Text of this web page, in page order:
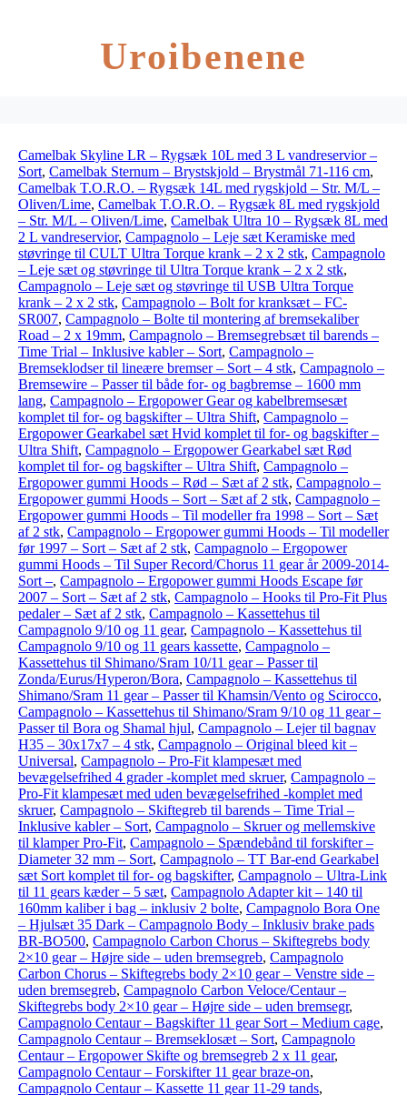
Uroibenene
Camelbak Skyline LR – Rygsæk 10L med 3 L vandreservior –
Sort, Camelbak Sternum – Brystskjold – Brystmål 71-116 cm,
Camelbak T.O.R.O. – Rygsæk 14L med rygskjold – Str. M/L –
Oliven/Lime, Camelbak T.O.R.O. – Rygsæk 8L med rygskjold
– Str. M/L – Oliven/Lime, Camelbak Ultra 10 – Rygsæk 8L med
2 L vandreservior, Campagnolo – Leje sæt Keramiske med
støvringe til CULT Ultra Torque krank – 2 x 2 stk, Campagnolo
– Leje sæt og støvringe til Ultra Torque krank – 2 x 2 stk,
Campagnolo – Leje sæt og støvringe til USB Ultra Torque
krank – 2 x 2 stk, Campagnolo – Bolt for kranksæt – FC-
SR007, Campagnolo – Bolte til montering af bremsekaliber
Road – 2 x 19mm, Campagnolo – Bremsegrebsæt til barends –
Time Trial – Inklusive kabler – Sort, Campagnolo –
Bremseklodser til lineære bremser – Sort – 4 stk, Campagnolo –
Bremsewire – Passer til både for- og bagbremse – 1600 mm
lang, Campagnolo – Ergopower Gear og kabelbremsesæt
komplet til for- og bagskifter – Ultra Shift, Campagnolo –
Ergopower Gearkabel sæt Hvid komplet til for- og bagskifter –
Ultra Shift, Campagnolo – Ergopower Gearkabel sæt Rød
komplet til for- og bagskifter – Ultra Shift, Campagnolo –
Ergopower gummi Hoods – Rød – Sæt af 2 stk, Campagnolo –
Ergopower gummi Hoods – Sort – Sæt af 2 stk, Campagnolo –
Ergopower gummi Hoods – Til modeller fra 1998 – Sort – Sæt
af 2 stk, Campagnolo – Ergopower gummi Hoods – Til modeller
før 1997 – Sort – Sæt af 2 stk, Campagnolo – Ergopower
gummi Hoods – Til Super Record/Chorus 11 gear år 2009-2014-
Sort –, Campagnolo – Ergopower gummi Hoods Escape før
2007 – Sort – Sæt af 2 stk, Campagnolo – Hooks til Pro-Fit Plus
pedaler – Sæt af 2 stk, Campagnolo – Kassettehus til
Campagnolo 9/10 og 11 gear, Campagnolo – Kassettehus til
Campagnolo 9/10 og 11 gears kassette, Campagnolo –
Kassettehus til Shimano/Sram 10/11 gear – Passer til
Zonda/Eurus/Hyperon/Bora, Campagnolo – Kassettehus til
Shimano/Sram 11 gear – Passer til Khamsin/Vento og Scirocco,
Campagnolo – Kassettehus til Shimano/Sram 9/10 og 11 gear –
Passer til Bora og Shamal hjul, Campagnolo – Lejer til bagnav
H35 – 30x17x7 – 4 stk, Campagnolo – Original bleed kit –
Universal, Campagnolo – Pro-Fit klampesæt med
bevægelsefrihed 4 grader -komplet med skruer, Campagnolo –
Pro-Fit klampesæt med uden bevægelsefrihed -komplet med
skruer, Campagnolo – Skiftegreb til barends – Time Trial –
Inklusive kabler – Sort, Campagnolo – Skruer og mellemskive
til klamper Pro-Fit, Campagnolo – Spændebånd til forskifter –
Diameter 32 mm – Sort, Campagnolo – TT Bar-end Gearkabel
sæt Sort komplet til for- og bagskifter, Campagnolo – Ultra-Link
til 11 gears kæder – 5 sæt, Campagnolo Adapter kit – 140 til
160mm kaliber i bag – inklusiv 2 bolte, Campagnolo Bora One
– Hjulsæt 35 Dark – Campagnolo Body – Inklusiv brake pads
BR-BO500, Campagnolo Carbon Chorus – Skiftegrebs body
2×10 gear – Højre side – uden bremsegreb, Campagnolo
Carbon Chorus – Skiftegrebs body 2×10 gear – Venstre side –
uden bremsegreb, Campagnolo Carbon Veloce/Centaur –
Skiftegrebs body 2×10 gear – Højre side – uden bremsegr,
Campagnolo Centaur – Bagskifter 11 gear Sort – Medium cage,
Campagnolo Centaur – Bremseklosæt – Sort, Campagnolo
Centaur – Ergopower Skifte og bremsegreb 2 x 11 gear,
Campagnolo Centaur – Forskifter 11 gear braze-on,
Campagnolo Centaur – Kassette 11 gear 11-29 tands,